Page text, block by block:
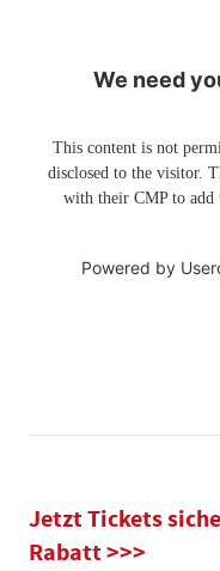
We need
This content is not
disclosed to the visitor.
with their CMP to add
Powered by
Jetzt Tickets
Rabatt >>>